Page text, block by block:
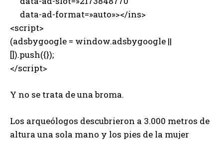
data-ad-format=»auto»></ins>
<script>
(adsbygoogle = window.adsbygoogle ||
[]).push({});
</script>
Y no se trata de una broma.
Los arqueólogos descubrieron a 3.000 metros de
altura una sola mano y los pies de la mujer